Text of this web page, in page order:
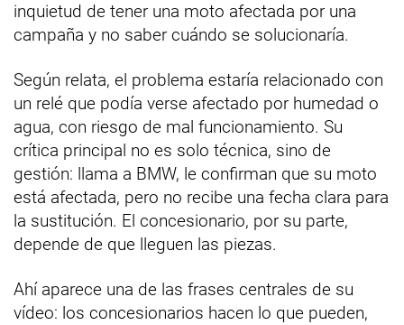
inquietud de tener una moto afectada por una
campaña y no saber cuándo se solucionaría.
Según relata, el problema estaría relacionado con
un relé que podía verse afectado por humedad o
agua, con riesgo de mal funcionamiento. Su
crítica principal no es solo técnica, sino de
gestión: llama a BMW, le confirman que su moto
está afectada, pero no recibe una fecha clara para
la sustitución. El concesionario, por su parte,
depende de que lleguen las piezas.
Ahí aparece una de las frases centrales de su
vídeo: los concesionarios hacen lo que pueden,